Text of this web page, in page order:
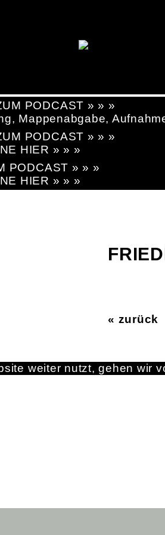
PODCAST » » »
Mappenabgabe,
PODCAST » » »
HIER » » »
PODCAST » » »
HIER » » »
« zurück
weiter nutzt, gehen wir